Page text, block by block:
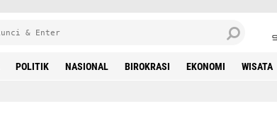
POLITIK NASIONAL BIROKRASI EKONOMI WISATA